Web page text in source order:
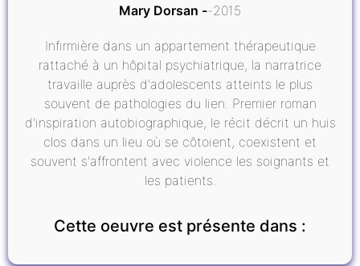
Mary Dorsan 2015
Infirmière dans un appartement thérapeutique
rattaché à un hôpital psychiatrique, la narratrice
travaille auprès d'adolescents atteints le plus
souvent de pathologies du lien. Premier roman
d'inspiration autobiographique, le récit décrit un huis
clos dans un lieu où se côtoient, coexistent et
souvent s'affrontent avec violence les soignants et
les patients.
Cette oeuvre est présente dans :